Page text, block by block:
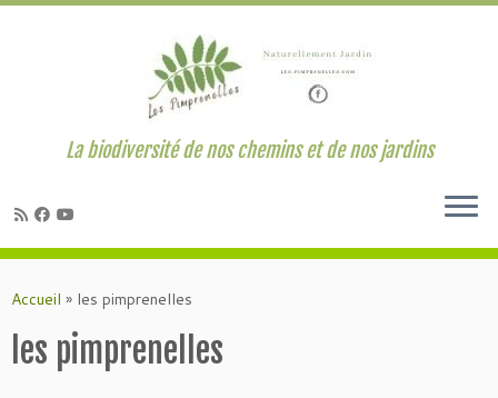
au
La biodiversité de nos chemins et de nos jardins
Accueil » les pimprenelles
les pimprenelles